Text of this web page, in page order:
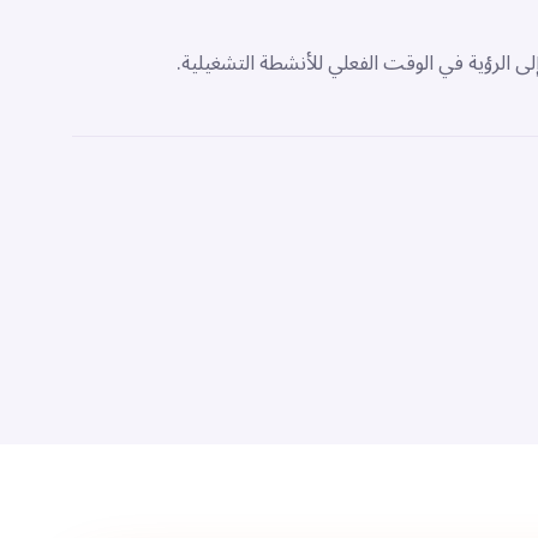
الرؤية في الوقت الفعلي للأنشطة التشغيلية.